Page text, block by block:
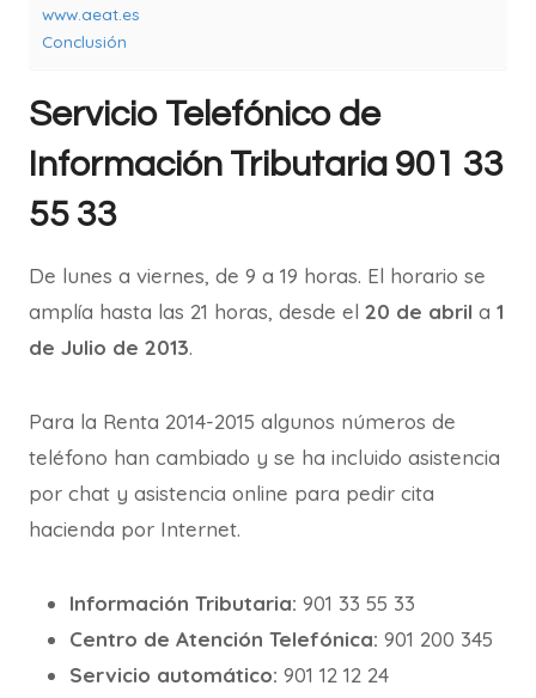
www.aeat.es
Conclusión
Servicio Telefónico de
Información Tributaria 901 33
55 33
De lunes a viernes, de 9 a 19 horas. El horario se
amplía hasta las 21 horas, desde el 20 de abril a 1
de Julio de 2013.
Para la Renta 2014-2015 algunos números de
teléfono han cambiado y se ha incluido asistencia
por chat y asistencia online para pedir cita
hacienda por Internet.
Información Tributaria: 901 33 55 33
Centro de Atención Telefónica: 901 200 345
Servicio automático: 901 12 12 24